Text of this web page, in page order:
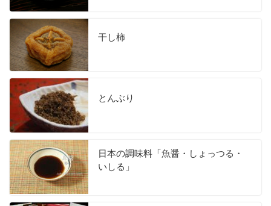
干し柿
とんぶり
日本の調味料「魚醤・しょっつる・
いしる」